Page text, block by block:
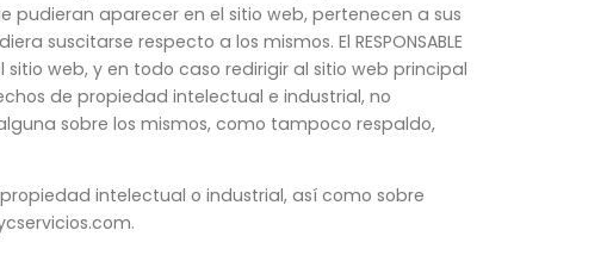
pudieran aparecer en el sitio web, pertenecen a sus
suscitarse respecto a los mismos. El RESPONSABLE
web, y en todo caso redirigir al sitio web principal
de propiedad intelectual e industrial, no
sobre los mismos, como tampoco respaldo,
intelectual o industrial, así como sobre